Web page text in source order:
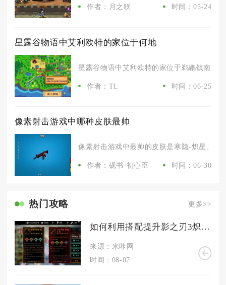
作者：月之咲 时间：05-24
星露谷物语中艾利欧特的家位于何地
星露谷物语中艾利欧特的家位于鹈鹕镇南部
作者：TL 时间：06-25
像素射击游戏中哪种皮肤最帅
像素射击游戏中最帅的皮肤是寒隐-炽星、樱
作者：砚书-初心臣 时间：06-30
热门攻略 更多>>
如何利用搭配提升影之刃3炽刃心法的效果
来源：米咔网
时间：08-07